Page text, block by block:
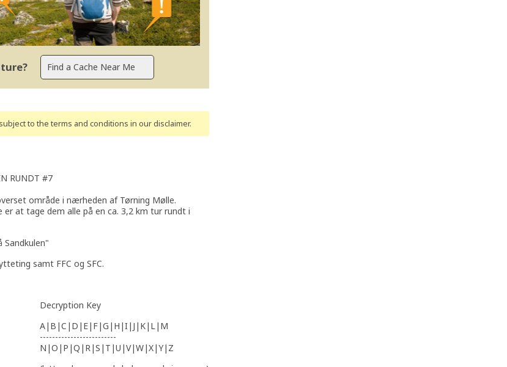
to the terms and conditions in our disclaimer.
RUNDT #7
område i nærheden af Tørning Mølle.
at tage dem alle på en ca. 3,2 km tur rundt i
samt FFC og SFC.
Decryption Key
A|B|C|D|E|F|G|H|I|J|K|L|M
-------------------------
N|O|P|Q|R|S|T|U|V|W|X|Y|Z